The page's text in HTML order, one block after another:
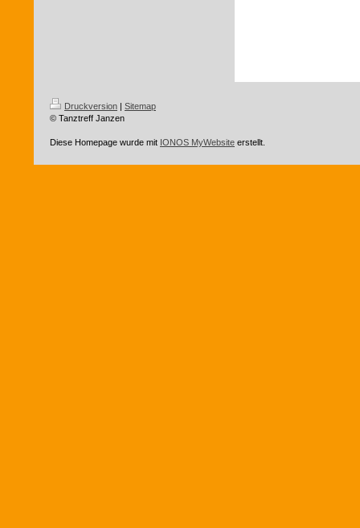
Druckversion | Sitemap
© Tanztreff Janzen
Diese Homepage wurde mit IONOS MyWebsite erstellt.